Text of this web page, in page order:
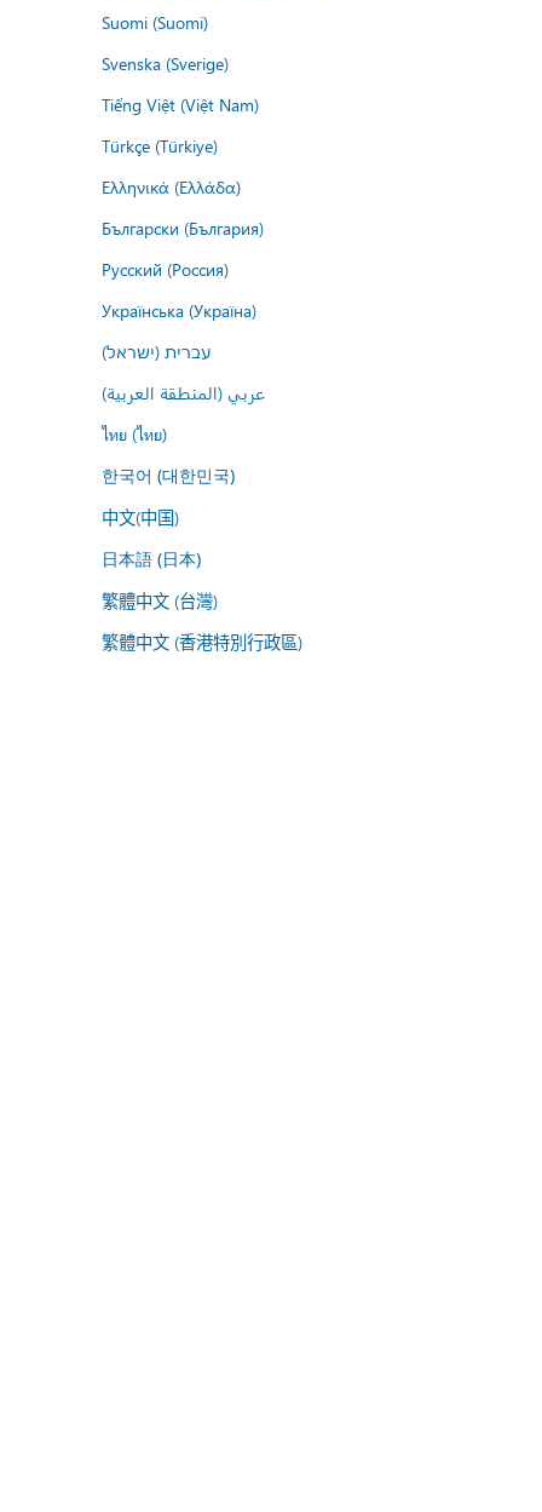
Suomi (Suomi)
Svenska (Sverige)
Tiếng Việt (Việt Nam)
Türkçe (Türkiye)
Ελληνικά (Ελλάδα)
Български (България)
Русский (Россия)
Українська (Україна)
עברית (ישראל)
عربي (المنطقة العربية)
ไทย (ไทย)
한국어 (대한민국)
中文(中国)
日本語 (日本)
繁體中文 (台灣)
繁體中文 (香港特別行政區)